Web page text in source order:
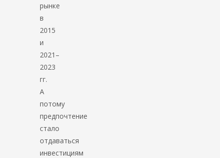
рынке
в
2015
и
2021–
2023
гг.
А
потому
предпочтение
стало
отдаваться
инвестициям